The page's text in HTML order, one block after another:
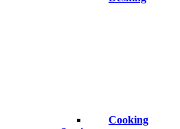
Cooking